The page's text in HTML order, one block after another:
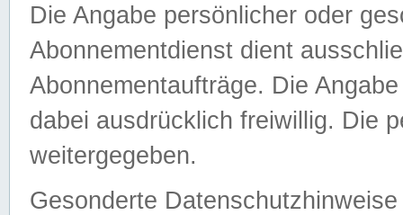
Die Angabe persönlicher oder
Abonnementdienst dient
Abonnementaufträge. Die
dabei ausdrücklich freiwillig. Die
weitergegeben.
Gesonderte